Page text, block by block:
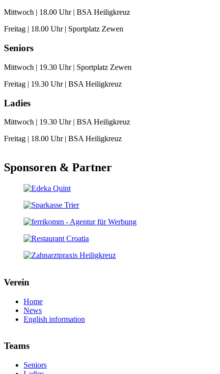
Mittwoch | 18.00 Uhr | BSA Heiligkreuz
Freitag | 18.00 Uhr | Sportplatz Zewen
Seniors
Mittwoch | 19.30 Uhr | Sportplatz Zewen
Freitag | 19.30 Uhr | BSA Heiligkreuz
Ladies
Mittwoch | 19.30 Uhr | BSA Heiligkreuz
Freitag | 18.00 Uhr | BSA Heiligkreuz
Sponsoren & Partner
Verein
Home
News
English information
Teams
Seniors